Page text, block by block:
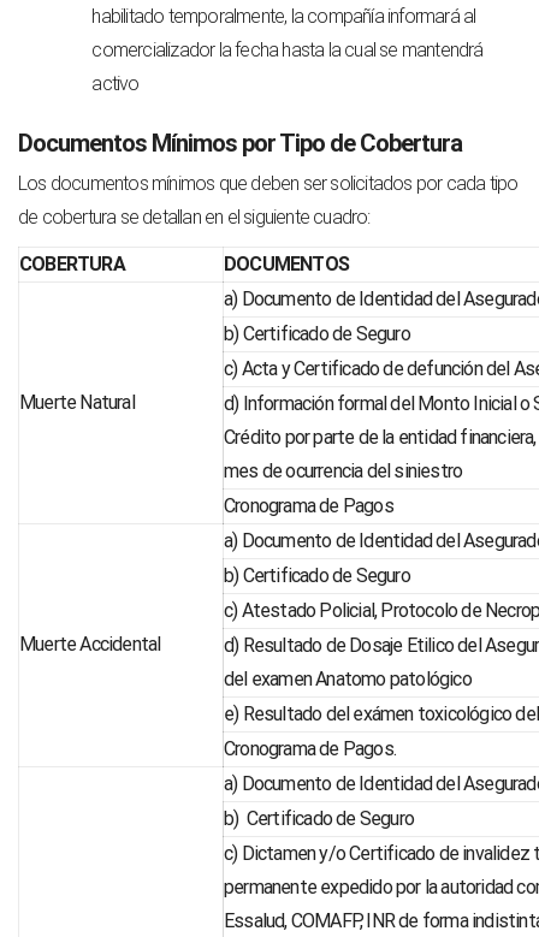
habilitado temporalmente, la compañía informará al
comercializador la fecha hasta la cual se mantendrá
activo
Documentos Mínimos por Tipo de Cobertura
Los documentos mínimos que deben ser solicitados por cada tipo
de cobertura se detallan en el siguiente cuadro:
COBERTURA DOCUMENTOS
Muerte Natural
a) Documento de Identidad del
b) Certificado de Seguro
c) Acta y Certificado de defunción del
d) Información formal del Monto Inicial o
Crédito por parte de la entidad
mes de ocurrencia del siniestro
Cronograma de Pagos
Muerte Accidental
a) Documento de Identidad del
b) Certificado de Seguro
c) Atestado Policial, Protocolo de
d) Resultado de Dosaje Etilico del
del examen Anatomo patológico
e) Resultado del exámen toxicológico
Cronograma de Pagos.
a) Documento de Identidad del
b) Certificado de Seguro
c) Dictamen y/o Certificado de invalidez
permanente expedido por la autoridad
Essalud, COMAFP, INR de forma